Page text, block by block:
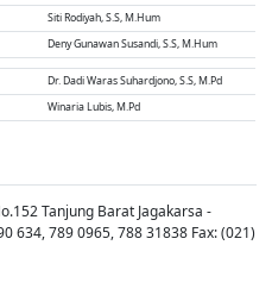
Siti Rodiyah, S.S, M.Hum
Deny Gunawan Susandi, S.S, M.Hum
Dr. Dadi Waras Suhardjono, S.S, M.Pd
Winaria Lubis, M.Pd
Tanjung Barat Jagakarsa -
634, 789 0965, 788 31838 Fax: (021)